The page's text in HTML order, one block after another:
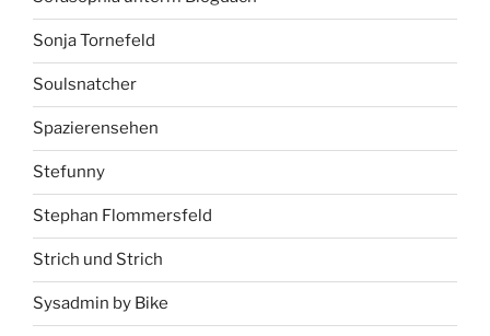
Sonja Tornefeld
Soulsnatcher
Spazierensehen
Stefunny
Stephan Flommersfeld
Strich und Strich
Sysadmin by Bike